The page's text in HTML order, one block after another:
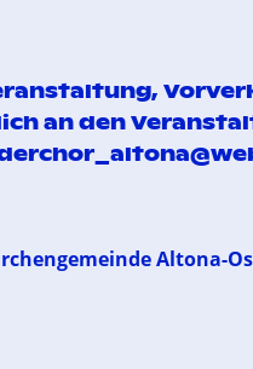
an den
Altona-